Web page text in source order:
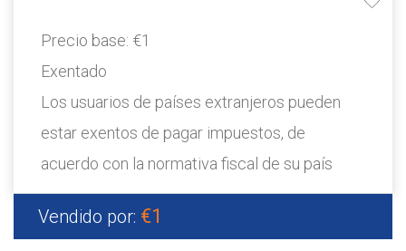
Precio base: €1
Exentado
Los usuarios de países extranjeros pueden
estar exentos de pagar impuestos, de
acuerdo con la normativa fiscal de su país
Vendido por: €1